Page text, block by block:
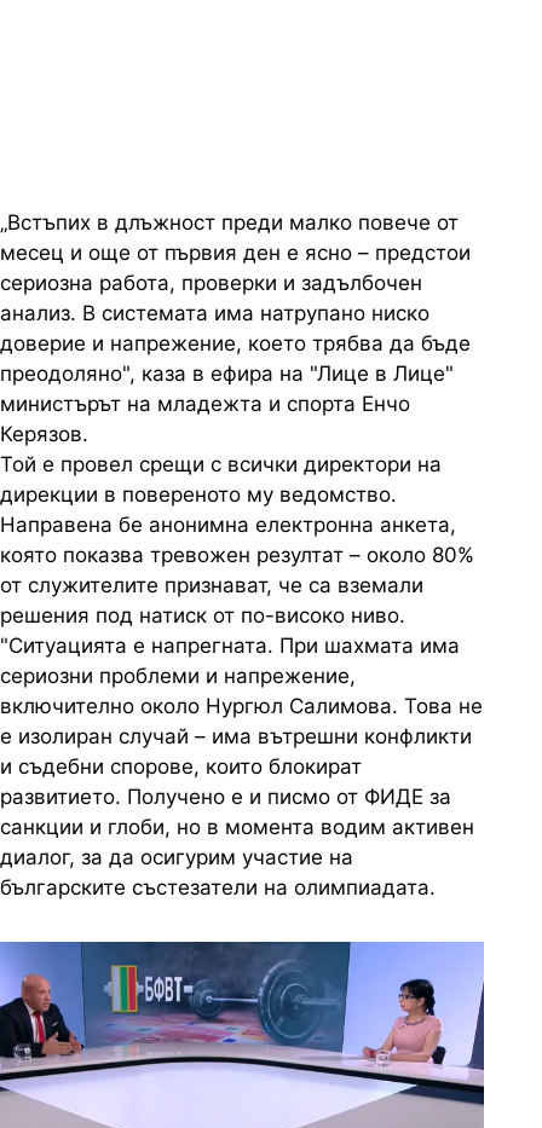
„Встъпих в длъжност преди малко повече от
месец и още от първия ден е ясно – предстои
сериозна работа, проверки и задълбочен
анализ. В системата има натрупано ниско
доверие и напрежение, което трябва да бъде
преодоляно", каза в ефира на "Лице в Лице"
министърът на младежта и спорта Енчо
Керязов.
Той е провел срещи с всички директори на
дирекции в повереното му ведомство.
Направена бе анонимна електронна анкета,
която показва тревожен резултат – около 80%
от служителите признават, че са вземали
решения под натиск от по-високо ниво.
"Ситуацията е напрегната. При шахмата има
сериозни проблеми и напрежение,
включително около Нургюл Салимова. Това не
е изолиран случай – има вътрешни конфликти
и съдебни спорове, които блокират
развитието. Получено е и писмо от ФИДЕ за
санкции и глоби, но в момента водим активен
диалог, за да осигурим участие на
българските състезатели на олимпиадата.